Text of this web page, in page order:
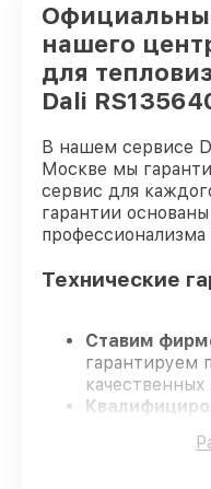
нашего
для
Dali
В нашем сервисе
Москве мы
сервис для
гарантии
профессионализма
Технические
Ставим
гарантируем
навыков, что